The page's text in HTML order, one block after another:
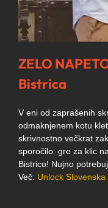
ZELO
Bistrica
V eni od zaprašenih
odmaknjenem kotu
skrivnostno večkrat
sporočilo: gre za klic
Bistrico! Nujno
Več: Unlock Slovenska